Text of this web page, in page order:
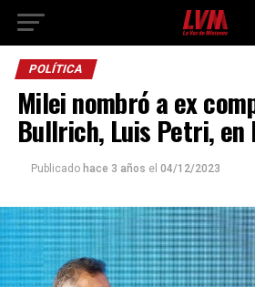
POLÍTICA
Milei nombró a ex
Bullrich, Luis Petri, en
Publicado hace 3 años el 04/12/2023